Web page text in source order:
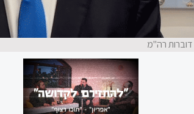
דוברות רה"מ